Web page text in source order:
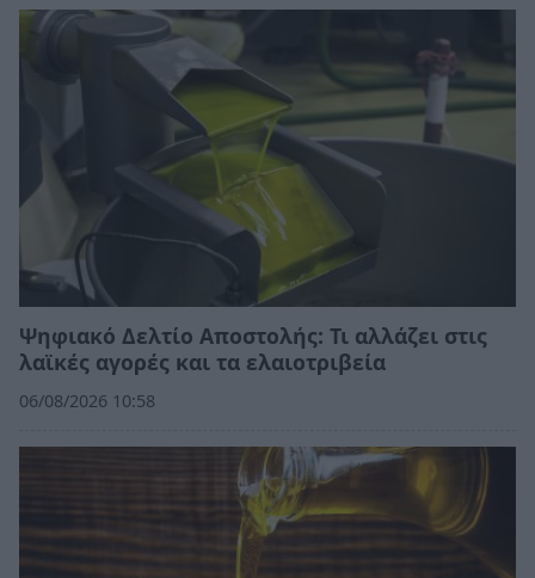
Ψηφιακό Δελτίο Αποστολής: Τι αλλάζει στις
λαϊκές αγορές και τα ελαιοτριβεία
06/08/2026 10:58